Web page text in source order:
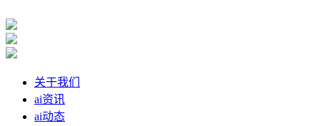
关于我们
ai资讯
ai动态